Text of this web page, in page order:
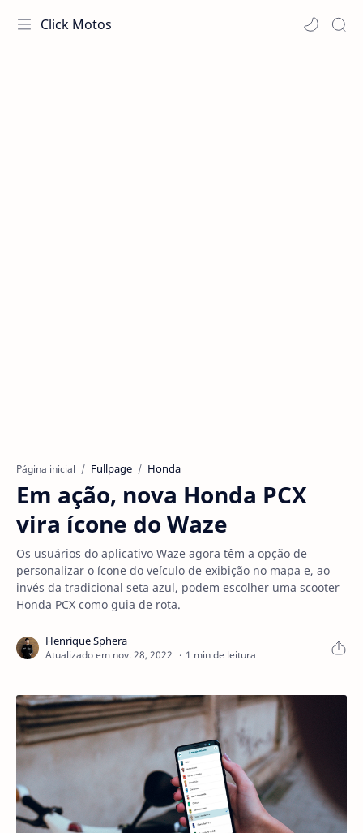
Click Motos
Página inicial Fullpage Honda
Em ação, nova Honda PCX
vira ícone do Waze
Os usuários do aplicativo Waze agora têm a opção de
personalizar o ícone do veículo de exibição no mapa e, ao
invés da tradicional seta azul, podem escolher uma scooter
Honda PCX como guia de rota.
1 min de leitura